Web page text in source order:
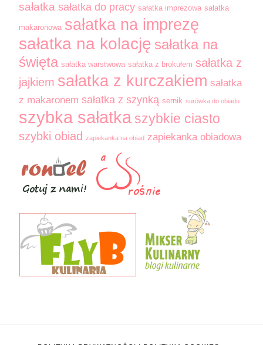
sałatka sałatka do pracy sałatka imprezowa sałatka
makaronowa sałatka na imprezę
sałatka na kolację sałatka na
święta sałatka warstwowa sałatka z brokułem sałatka z
jajkiem sałatka z kurczakiem sałatka
z makaronem sałatka z szynką sernik surówka do obiadu
szybka sałatka szybkie ciasto
szybki obiad zapiekanka na obiad zapiekanka obiadowa